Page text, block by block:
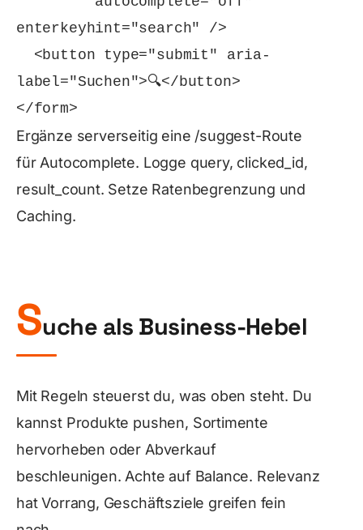
enterkeyhint="search" />
label="Suchen">🔍</button>
</form>
Ergänze serverseitig eine /suggest-Route
für Autocomplete. Logge query, clicked_id,
result_count. Setze Ratenbegrenzung und
Caching.
Suche als Business-Hebel
Mit Regeln steuerst du, was oben steht. Du
kannst Produkte pushen, Sortimente
hervorheben oder Abverkauf
beschleunigen. Achte auf Balance. Relevanz
hat Vorrang, Geschäftsziele greifen fein